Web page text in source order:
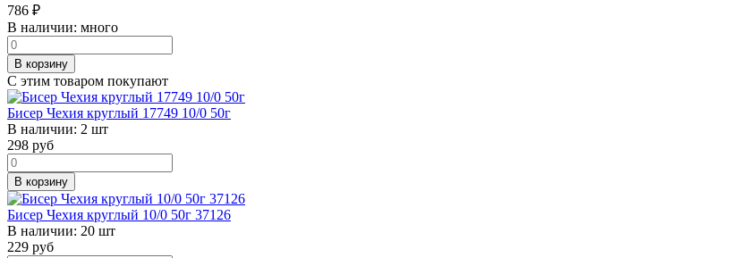
786 ₽
В наличии: много
В корзину
С этим товаром покупают
Бисер Чехия круглый 17749 10/0 50г
В наличии: 2 шт
298 руб
В корзину
Бисер Чехия круглый 10/0 50г 37126
В наличии: 20 шт
229 руб